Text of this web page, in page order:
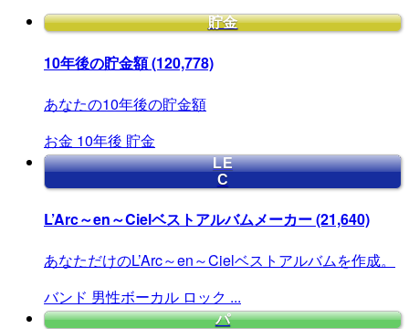
貯金
10年後の貯金額(120,778)
あなたの10年後の貯金額
お金 10年後 貯金
LE
C
L’Arc～en～Cielベストアルバムメーカー(21,640)
あなただけのL’Arc～en～Cielベストアルバムを作成。
バンド 男性ボーカル ロック ...
パ